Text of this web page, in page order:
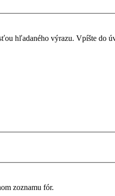
hľadaného výrazu. Vpíšte do
zoznamu fór.